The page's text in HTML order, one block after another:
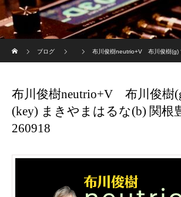
ブログ
布川俊樹neutrio+V 布川俊樹(g)
布川俊樹neutrio+V 布川俊樹
(key) まきやまはるな(b) 関根
260918